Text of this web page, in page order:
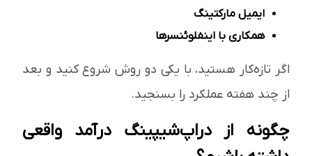
ایمیل مارکتینگ
همکاری با اینفلوئنسرها
اگر تازه‌کار هستید، با یکی دو روش شروع کنید و بعد
از چند هفته عملکرد را بسنجید.
چگونه از دراپ‌شیپینگ درآمد واقعی